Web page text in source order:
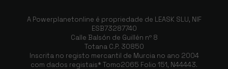
A Powerplanetonline é propriedade de LEASK SLU, NIF
ESB73287740
Calle Balsón de Guillén nº 8
Totana C.P. 30850
Inscrita no registo mercantil de Murcia no ano 2004
com dados registais* Tomo2065 Folio 151, N44443.